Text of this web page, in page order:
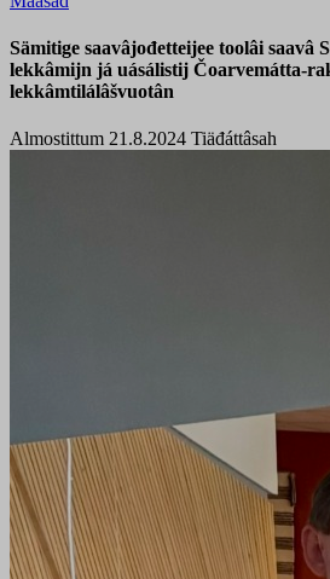
Sämitige saavâjođetteijee toolâi saavâ
lekkâmijn já uásálistij Čoarvemátta-
lekkâmtilálâšvuotân
Almostittum 21.8.2024 Tiäđáttâsah